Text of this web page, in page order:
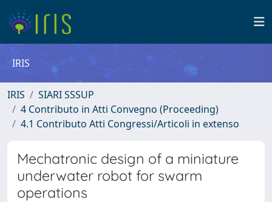
IRIS
IRIS
SIARI SSSUP
4 Contributo in Atti Convegno (Proceeding)
4.1 Contributo Atti Congressi/Articoli in extenso
Mechatronic design of a miniature
underwater robot for swarm
operations